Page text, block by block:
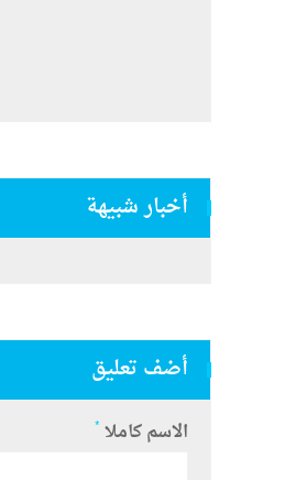
أخبار شبيهة
أضف تعليق
الاسم كاملا *